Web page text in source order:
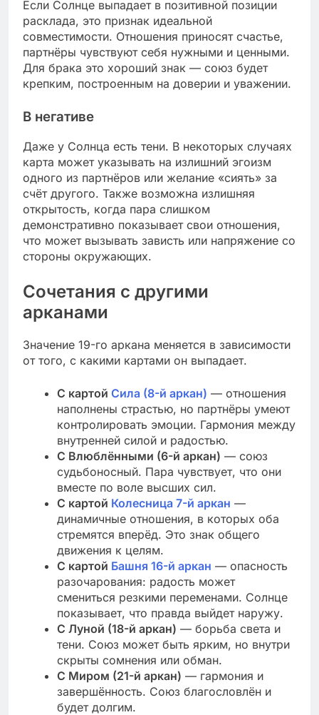
Если Солнце выпадает в позитивной позиции
расклада, это признак идеальной
совместимости. Отношения приносят счастье,
партнёры чувствуют себя нужными и ценными.
Для брака это хороший знак — союз будет
крепким, построенным на доверии и уважении.
В негативе
Даже у Солнца есть тени. В некоторых случаях
карта может указывать на излишний эгоизм
одного из партнёров или желание «сиять» за
счёт другого. Также возможна излишняя
открытость, когда пара слишком
демонстративно показывает свои отношения,
что может вызывать зависть или напряжение со
стороны окружающих.
Сочетания с другими
арканами
Значение 19-го аркана меняется в зависимости
от того, с какими картами он выпадает.
С картой Сила (8-й аркан) — отношения
наполнены страстью, но партнёры умеют
контролировать эмоции. Гармония между
внутренней силой и радостью.
С Влюблёнными (6-й аркан) — союз
судьбоносный. Пара чувствует, что они
вместе по воле высших сил.
С картой Колесница 7-й аркан —
динамичные отношения, в которых оба
стремятся вперёд. Это знак общего
движения к целям.
С картой Башня 16-й аркан — опасность
разочарования: радость может
смениться резкими переменами. Солнце
показывает, что правда выйдет наружу.
С Луной (18-й аркан) — борьба света и
тени. Союз может быть ярким, но внутри
скрыты сомнения или обман.
С Миром (21-й аркан) — гармония и
завершённость. Союз благословлён и
будет долгим.